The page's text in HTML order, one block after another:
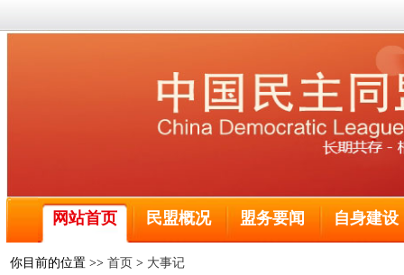
网站首页 民盟概况 盟务要闻 自身建设
喜报！2名黑龙江盟员荣获全国三八红旗手称号
全球前2%顶尖科学家榜单公布 民盟哈尔滨工程大学委
民盟中央关于学习贯彻十四届全国人大二次会议和全国政
民盟黑龙江省委会主委钱福永当选黑龙江省政协副主席
民盟黑龙江省信息中心委员会主委陈霖任鸡西市副市长
民盟中央关于开展“不忘合作初心，继续携手前进”主题
民盟中央关于学习贯彻十三届全国人大二次会议和全国政
你目前的位置 >> 首页 > 大事记